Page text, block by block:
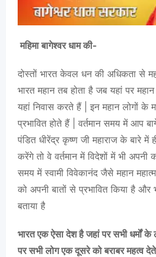
महिमा बागेश्वर धाम की-
दोस्तों भारत केवल धन की अधिकता से
भारत महान तब होता है जब यहां पर महान
यहां निवास करते हैं | इन महान लोगों के
प्रभावित होते हैं | वर्तमान समय में आप
पंडित धीरेंद्र कृष्ण जी महाराज के बारे में
करेंगे तो वे वर्तमान में विदेशों में भी
समय में स्वामी विवेकानंद जैसे महान
को अपनी बातों से प्रभावित किया है
बताया है
भारत एक ऐसा देश है जहां पर सभी धर्मों
पर सभी लोग एक दूसरे को बराबर महत्व